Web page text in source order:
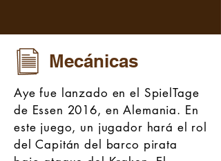
Mecánicas
Aye fue lanzado en el SpielTage
de Essen 2016, en Alemania. En
este juego, un jugador hará el rol
del Capitán del barco pirata